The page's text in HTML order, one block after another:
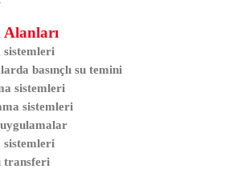
sistemleri
basınçlı su temini
sistemleri
sistemleri
sistemleri
transferi